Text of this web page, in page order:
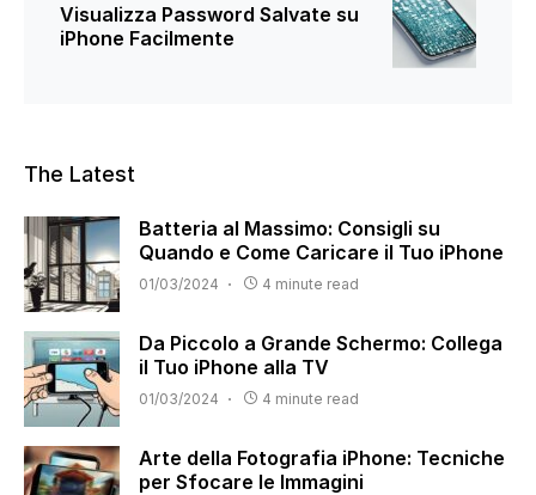
Visualizza Password Salvate su
iPhone Facilmente
The Latest
Batteria al Massimo: Consigli su
Quando e Come Caricare il Tuo iPhone
01/03/2024 4 minute read
Da Piccolo a Grande Schermo: Collega
il Tuo iPhone alla TV
01/03/2024 4 minute read
Arte della Fotografia iPhone: Tecniche
per Sfocare le Immagini